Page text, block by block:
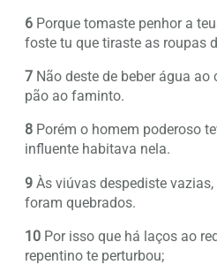
6 Porque tomaste penhor a
foste tu que tiraste as roupas
7 Não deste de beber água ao
pão ao faminto.
8 Porém o homem poderoso
influente habitava nela.
9 Às viúvas despediste
foram quebrados.
10 Por isso que há laços ao
repentino te perturbou;